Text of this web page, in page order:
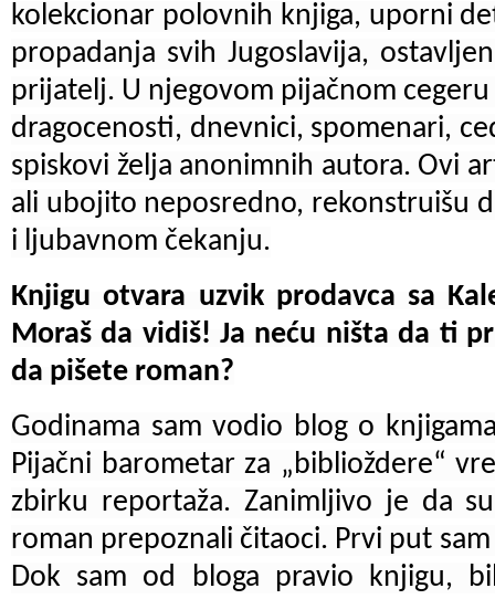
kolekcionar polovnih knjiga, uporni
propadanja svih Jugoslavija,
prijatelj. U njegovom pijačnom cegeru
dragocenosti, dnevnici, spomenari,
spiskovi želja anonimnih autora. Ovi
ali ubojito neposredno, rekonstruišu
i ljubavnom čekanju.
Knjigu otvara uzvik prodavca sa
Moraš da vidiš! Ja neću ništa da ti
da pišete roman?
Godinama sam vodio blog o
Pijačni barometar za „biblioždere“
zbirku reportaža. Zanimljivo je da
roman prepoznali čitaoci. Prvi put
Dok sam od bloga pravio knjigu,